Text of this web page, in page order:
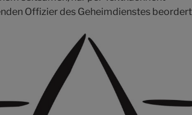
Offizier des Geheimdienstes